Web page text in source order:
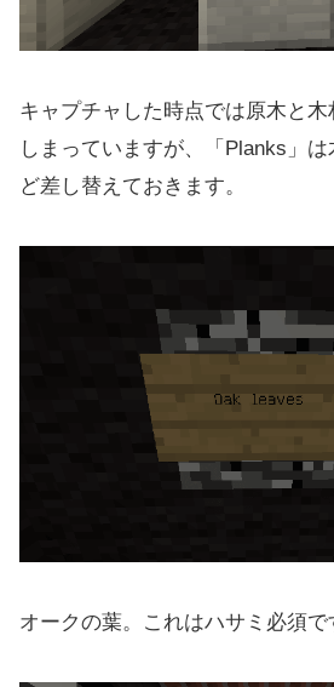
キャプチャした時点では原木と
しまっていますが、「Planks」
ど差し替えておきます。
オークの葉。これはハサミ必須で